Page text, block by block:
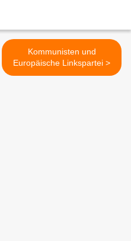
Kommunisten und
Europäische Linkspartei >